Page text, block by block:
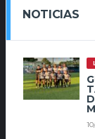
NOTICIAS